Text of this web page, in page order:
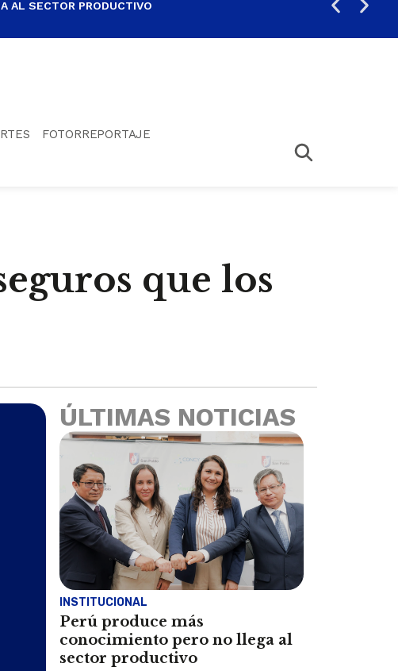
AL SECTOR PRODUCTIVO
FOTORREPORTAJE
que los
ÚLTIMAS NOTICIAS
INSTITUCIONAL
Perú produce más
conocimiento pero no llega al
sector productivo